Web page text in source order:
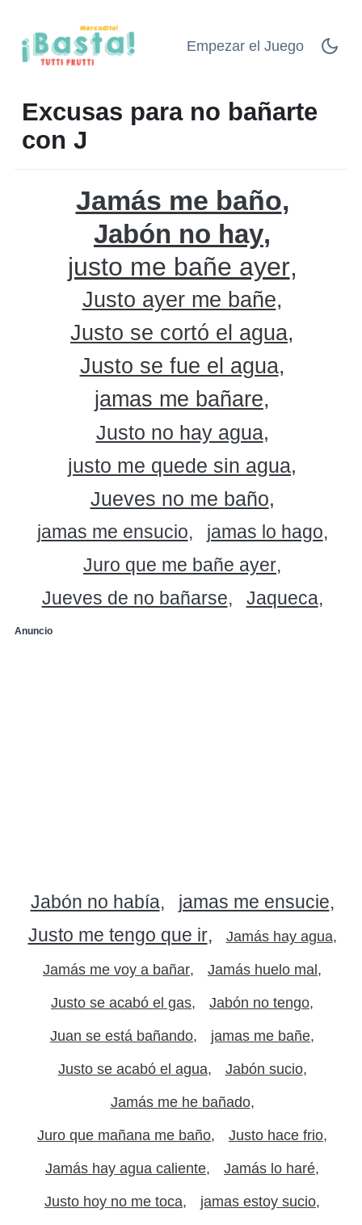
Empezar el Juego
Excusas para no bañarte
con J
Jamás me baño
Jabón no hay
justo me bañe ayer
Justo ayer me bañe
Justo se cortó el agua
Justo se fue el agua
jamas me bañare
Justo no hay agua
justo me quede sin agua
Jueves no me baño
jamas me ensucio
jamas lo hago
Juro que me bañe ayer
Jueves de no bañarse
Jaqueca
Anuncio
Jabón no había
jamas me ensucie
Justo me tengo que ir
Jamás hay agua
Jamás me voy a bañar Jamás huelo mal
Justo se acabó el gas Jabón no tengo
Juan se está bañando jamas me bañe
Justo se acabó el agua Jabón sucio
Jamás me he bañado
Juro que mañana me baño Justo hace frio
Jamás hay agua caliente Jamás lo haré
Justo hoy no me toca jamas estoy sucio